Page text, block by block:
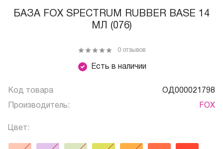
БАЗА FOX SPECTRUM RUBBER BASE 14
МЛ (076)
Есть в наличии
0 отзывов
Код товара ОД000021798
Производитель: FOX
Цвет: